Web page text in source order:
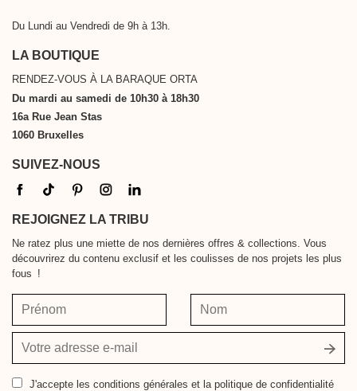
Du Lundi au Vendredi de 9h à 13h.
LA BOUTIQUE
RENDEZ-VOUS À LA BARAQUE ORTA
Du mardi au samedi de 10h30 à 18h30
16a Rue Jean Stas
1060 Bruxelles
SUIVEZ-NOUS
REJOIGNEZ LA TRIBU
Ne ratez plus une miette de nos dernières offres & collections. Vous
découvrirez du contenu exclusif et les coulisses de nos projets les plus
fous !
Prénom Nom
Votre
adresse
e- J'accepte les conditions générales et la politique de confidentialité